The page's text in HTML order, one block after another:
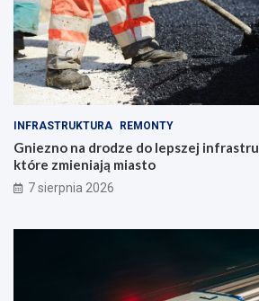
INFRASTRUKTURA REMONTY
Gniezno na drodze do lepszej
które zmieniają miasto
7 sierpnia 2026